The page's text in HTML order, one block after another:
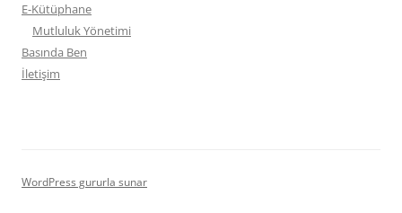
E-Kütüphane
Mutluluk Yönetimi
Basında Ben
İletişim
WordPress gururla sunar